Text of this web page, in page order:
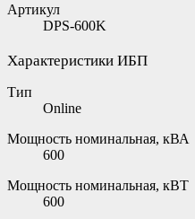
Артикул
DPS-600K
Характеристики ИБП
Тип
Online
Мощность номинальная, кВА
600
Мощность номинальная, кВТ
600